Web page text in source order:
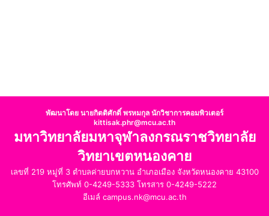
พัฒนาโดย นายกิตติศักดิ์ พรหมกุล นักวิชาการคอมพิวเตอร์
kittisak.phr@mcu.ac.th
มหาวิทยาลัยมหาจุฬาลงกรณราชวิทยาลัย
วิทยาเขตหนองคาย
เลขที่ 219 หมู่ที่ 3 ตำบลค่ายบกหวาน อำเภอเมือง จังหวัดหนองคาย 43100
โทรศัพท์ 0-4249-5333 โทรสาร 0-4249-5222
อีเมล์ campus.nk@mcu.ac.th